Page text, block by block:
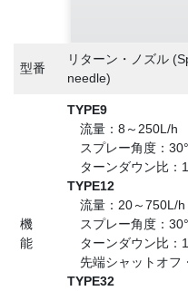
型番
リターン・ノズル
needle)
機
能
TYPE9
流量：8～250L/h
スプレー角度：
ターンダウン比：
TYPE12
流量：20～750L/h
スプレー角度：
ターンダウン比：
先端シャットオフ
TYPE32